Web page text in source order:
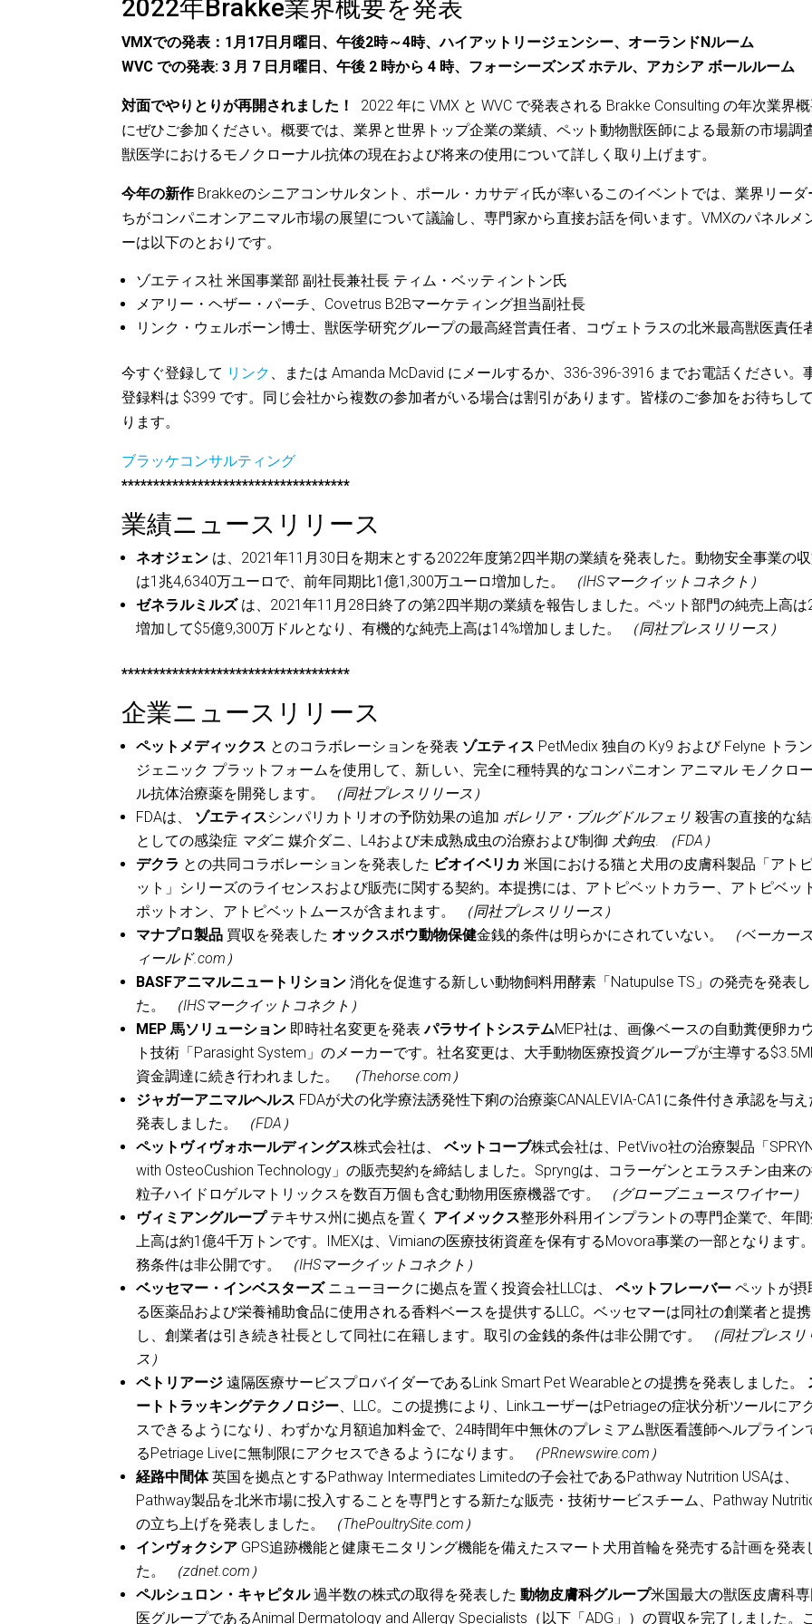
2022年Brakke業界概要を発表
VMXでの発表：1月17日月曜日、午後2時～4時、ハイアットリージェンシー、オーランドNルーム
WVC での発表: 3 月 7 日月曜日、午後 2 時から 4 時、フォーシーズンズ ホテル、アカシア ボールルーム
対面でやりとりが再開されました！
2022 年に VMX と WVC で発表される Brakke Consulting の年次業界
にぜひご参加ください。概要では、業界と世界トップ企業の業績、ペット動物獣医師による最新の市場調
獣医学におけるモノクローナル抗体の現在および将来の使用について詳しく取り上げます。
今年の新作Brakkeのシニアコンサルタント、ポール・カサディ氏が率いるこのイベントでは、業界リーダ
ちがコンパニオンアニマル市場の展望について議論し、専門家から直接お話を伺います。VMXのパネルメ
ーは以下のとおりです。
ゾエティス社 米国事業部 副社長兼社長 ティム・ベッティントン氏
メアリー・ヘザー・パーチ、Covetrus B2Bマーケティング担当副社長
リンク・ウェルボーン博士、獣医学研究グループの最高経営責任者、コヴェトラスの北米最高獣医責任
今すぐ登録して リンク 、または Amanda McDavid にメールするか、336-396-3916 までお電話ください。
登録料は $399 です。同じ会社から複数の参加者がいる場合は割引があります。皆様のご参加をお待ちし
ります。
ブラッケコンサルティング
************************************
業績ニュースリリース
ネオジェン は、2021年11月30日を期末とする2022年度第2四半期の業績を発表した。動物安全事業の
は1兆4,6340万ユーロで、前年同期比1億1,300万ユーロ増加した。
（IHSマークイットコネクト）
ゼネラルミルズは、2021年11月28日終了の第2四半期の業績を報告しました。ペット部門の純売上高は
増加して$5億9,300万ドルとなり、有機的な純売上高は14%増加しました。
（同社プレスリリース）
************************************
企業ニュースリリース
ペットメディックス とのコラボレーションを発表 ゾエティス PetMedix 独自の Ky9 および Felyne トラ
ジェニック プラットフォームを使用して、新しい、完全に種特異的なコンパニオン アニマル モノクロ
ル抗体治療薬を開発します。
（同社プレスリリース）
FDAは、 ゾエティスシンパリカトリオの予防効果の追加 ボレリア・ブルグドルフェリ殺害の直接的な
としての感染症 マダニ 媒介ダニ、L4および未成熟成虫の治療および制御 犬鉤虫.
（FDA）
デクラ との共同コラボレーションを発表した ビオイベリカ 米国における猫と犬用の皮膚科製品「アト
ット」シリーズのライセンスおよび販売に関する契約。本提携には、アトピベットカラー、アトピベッ
ポットオン、アトピベットムースが含まれます。
（同社プレスリリース）
マナプロ製品 買収を発表したオックスボウ動物保健金銭的条件は明らかにされていない。
（ベーカー
ィールド.com）
BASFアニマルニュートリション 消化を促進する新しい動物飼料用酵素「Natupulse TS」の発売を発表し
た。
（IHSマークイットコネクト）
MEP 馬ソリューション 即時社名変更を発表 パラサイトシステムMEP社は、画像ベースの自動糞便卵カ
ト技術「Parasight System」のメーカーです。社名変更は、大手動物医療投資グループが主導する
資金調達に続き行われました。
（Thehorse.com）
ジャガーアニマルヘルス FDAが犬の化学療法誘発性下痢の治療薬CANALEVIA-CA1に条件付き承認を与え
発表しました。
（FDA）
ペットヴィヴォホールディングス株式会社は、ベットコーブ株式会社は、PetVivo社の治療製品「
with OsteoCushion Technology」の販売契約を締結しました。Spryngは、コラーゲンとエラスチン由来
粒子ハイドロゲルマトリックスを数百万個も含む動物用医療機器です。
（グローブニュースワイヤー）
ヴィミアングループ テキサス州に拠点を置く アイメックス整形外科用インプラントの専門企業で、年
上高は約1億4千万トンです。IMEXは、Vimianの医療技術資産を保有するMovora事業の一部となります
務条件は非公開です。
（IHSマークイットコネクト）
ベッセマー・インベスターズニューヨークに拠点を置く投資会社LLCは、 ペットフレーバーペットが摂
る医薬品および栄養補助食品に使用される香料ベースを提供するLLC。ベッセマーは同社の創業者と提携
し、創業者は引き続き社長として同社に在籍します。取引の金銭的条件は非公開です。
（同社プレスリ
ス）
ペトリアージ 遠隔医療サービスプロバイダーであるLink Smart Pet Wearableとの提携を発表しました。
ートトラッキングテクノロジー、LLC。この提携により、LinkユーザーはPetriageの症状分析ツールにア
スできるようになり、わずかな月額追加料金で、24時間年中無休のプレミアム獣医看護師ヘルプライン
るPetriage Liveに無制限にアクセスできるようになります。
（PRnewswire.com）
経路中間体英国を拠点とするPathway Intermediates Limitedの子会社であるPathway Nutrition USAは、
Pathway製品を北米市場に投入することを専門とする新たな販売・技術サービスチーム、Pathway
の立ち上げを発表しました。
（ThePoultrySite.com）
インヴォクシア GPS追跡機能と健康モニタリング機能を備えたスマート犬用首輪を発売する計画を発表
た。
（zdnet.com）
ペルシュロン・キャピタル過半数の株式の取得を発表した動物皮膚科グループ米国最大の獣医皮膚科
医グループであるAnimal Dermatology and Allergy Specialists（以下「ADG」）の買収を完了しました。